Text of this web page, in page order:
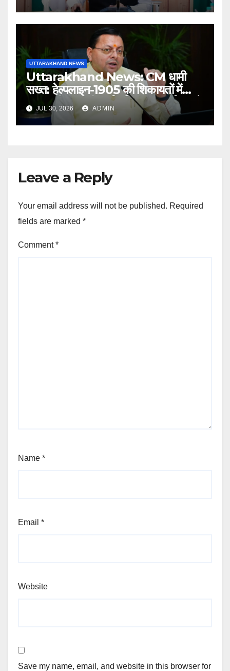
UTTARAKHAND NEWS
Uttarakhand News: CM धामी
सख्त: हेल्पलाइन-1905 की शिकायतों में
लापरवाही पर होगी कार्रवाई, शून्य प्रदर्शन वाले
अधिकारियों को नोटिस…
JUL 30, 2026 ADMIN
Leave a Reply
Your email address will not be published. Required
fields are marked *
Comment*
Name *
Email *
Website
Save my name, email, and website in this browser for